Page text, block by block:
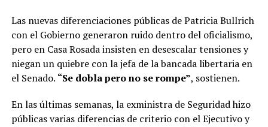
Las nuevas diferenciaciones públicas de Patricia Bullrich
con el Gobierno generaron ruido dentro del oficialismo,
pero en Casa Rosada insisten en desescalar tensiones y
niegan un quiebre con la jefa de la bancada libertaria en
el Senado. “Se dobla pero no se rompe”, sostienen.
En las últimas semanas, la exministra de Seguridad hizo
públicas varias diferencias de criterio con el Ejecutivo y